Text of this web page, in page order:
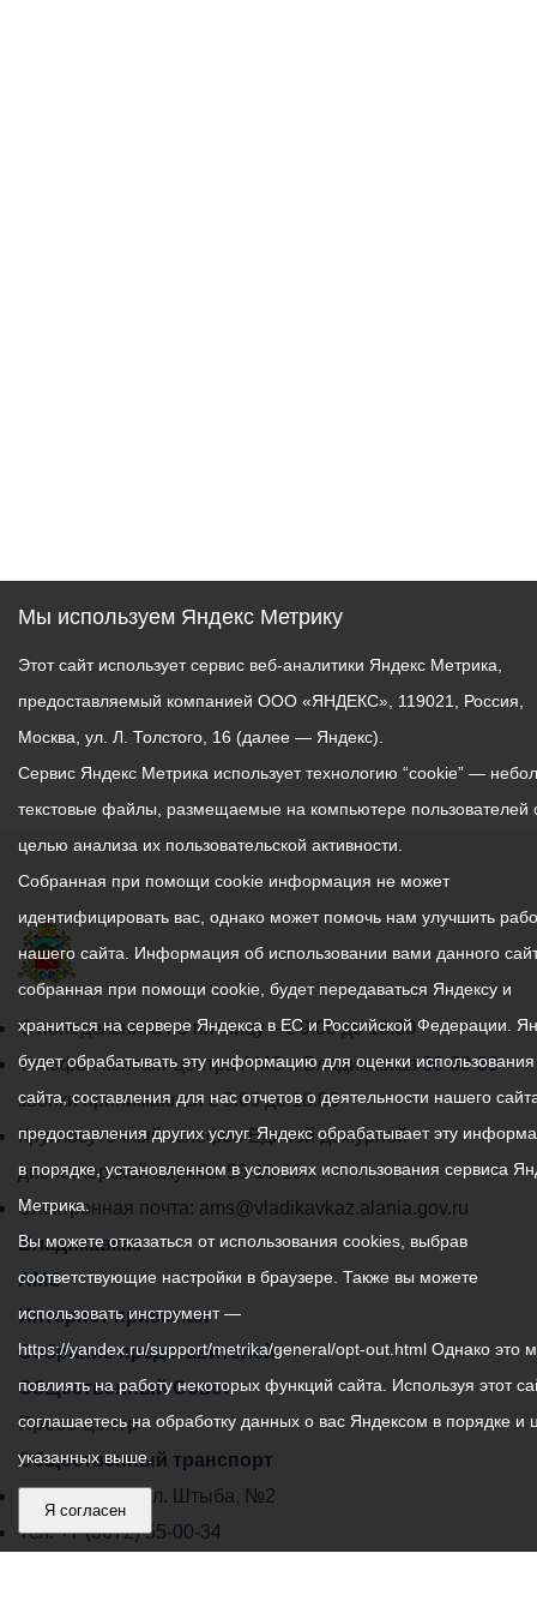
руководство дошкольного
учреждения идет в ногу со
границы цифровой
образовательной среды.
«Воспитание начинается в
закладываются основные
человеческие принципы и
ценности. Поэтому наша
задача, чтобы у детишек
познанию и прогрессу», -
отметил
Таймураз Тускаев.
различные мастер-классы
по интеграции
экологического и
технологического агро-
использованию цифровой
интерактивной
развивающей среды в
работе с детьми с ОВЗ.
График
работы
администрации
местного
самоуправления
города
Владикавказ:
С понедельника по пятницу – с 9.00 до 18.00
Телефон контакт-центра АМС г. Владикавказ30-30-30
звонки принимаются с 9:00 до 18:00
Круглосуточный телефон Единой дежурной
диспетчерской службы53-19-19
Электронная почта: ams@vladikavkaz.alania.gov.ru
Владикавказ
АМС
Интернет приемная
Собрание представителей
Общественный Совет
Пресс-центр
Общественный транспорт
Владикавказ, пл. Штыба, №2
Тел:+7 (8672) 55-00-34
Мы используем Яндекс Метрику
Этот сайт использует сервис веб-аналитики Яндекс Метрика,
предоставляемый компанией ООО «ЯНДЕКС», 119021, Россия,
Москва, ул. Л. Толстого, 16 (далее — Яндекс).
Сервис Яндекс Метрика использует технологию “cookie” —
текстовые файлы, размещаемые на компьютере пользователей
целью анализа их пользовательской активности.
Собранная при помощи cookie информация не может
идентифицировать вас, однако может помочь нам улучшить
нашего сайта. Информация об использовании вами данного
собранная при помощи cookie, будет передаваться Яндексу и
храниться на сервере Яндекса в ЕС и Российской Федерации.
будет обрабатывать эту информацию для оценки
сайта, составления для нас отчетов о деятельности нашего
предоставления других услуг. Яндекс обрабатывает эту
в порядке, установленном в условиях использования сервиса
Метрика.
Вы можете отказаться от использования cookies, выбрав
соответствующие настройки в браузере. Также вы можете
использовать инструмент —
https://yandex.ru/support/metrika/general/opt-out.html Однако это
повлиять на работу некоторых функций сайта. Используя этот
соглашаетесь на обработку данных о вас Яндексом в порядке и
указанных выше.
Я согласен